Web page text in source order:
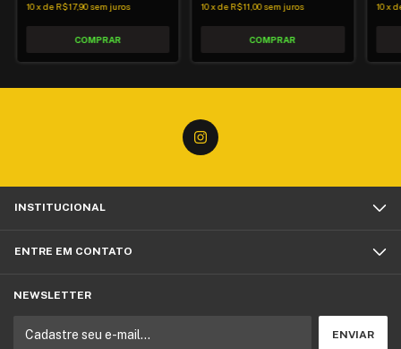
10xdeR$17,90 sem juros 10xdeR$11,00 sem juros 10x
INSTITUCIONAL
ENTRE EM CONTATO
NEWSLETTER